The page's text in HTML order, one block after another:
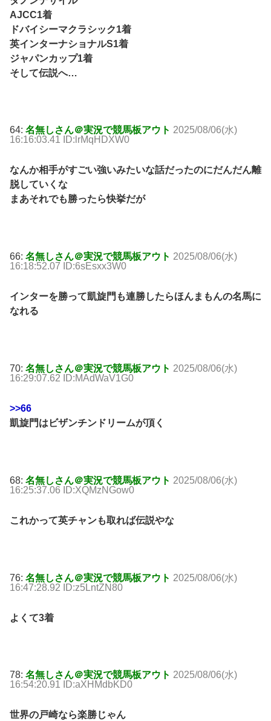
AJCC1着
ドバイシーマクラシック1着
英インターナショナルS1着
ジャパンカップ1着
そして伝説へ…
64: 名無しさん＠実況で競馬板アウト 2025/08/06(水)
16:16:03.41 ID:lrMqHDXW0
なんか相手がすごい強いみたいな話だったのにだんだん離
脱していくな
まあそれでも勝ったら快挙だが
66: 名無しさん＠実況で競馬板アウト 2025/08/06(水)
16:18:52.07 ID:6sEsxx3W0
インターを勝って凱旋門も連勝したらほんまもんの名馬に
なれる
70: 名無しさん＠実況で競馬板アウト 2025/08/06(水)
16:29:07.62 ID:MAdWaV1G0
>>66
凱旋門はビザンチンドリームが頂く
68: 名無しさん＠実況で競馬板アウト 2025/08/06(水)
16:25:37.06 ID:XQMzNGow0
これかって英チャンも取れば伝説やな
76: 名無しさん＠実況で競馬板アウト 2025/08/06(水)
16:47:28.92 ID:z5LntZN80
よくて3着
78: 名無しさん＠実況で競馬板アウト 2025/08/06(水)
16:54:20.91 ID:aXHMdbKD0
世界の戸崎なら楽勝じゃん